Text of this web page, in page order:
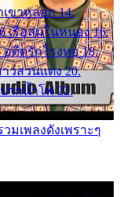
เขาหลอก 14.
เรือล่มในหนอง 16.
อดีตรักโรงทอ 18.
าวสวนแตง 20.
ปากน้ำโพ 22.
เพลงดังเพราะๆ